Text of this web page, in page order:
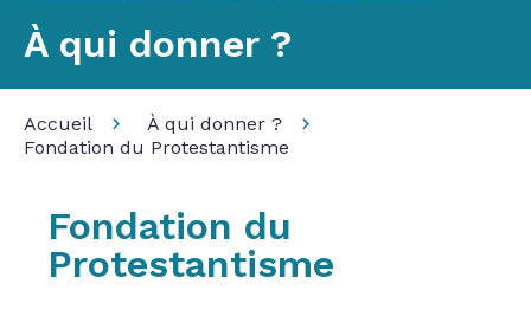
À qui donner ?
Accueil
À qui donner ?
Fondation du Protestantisme
Fondation du
Protestantisme